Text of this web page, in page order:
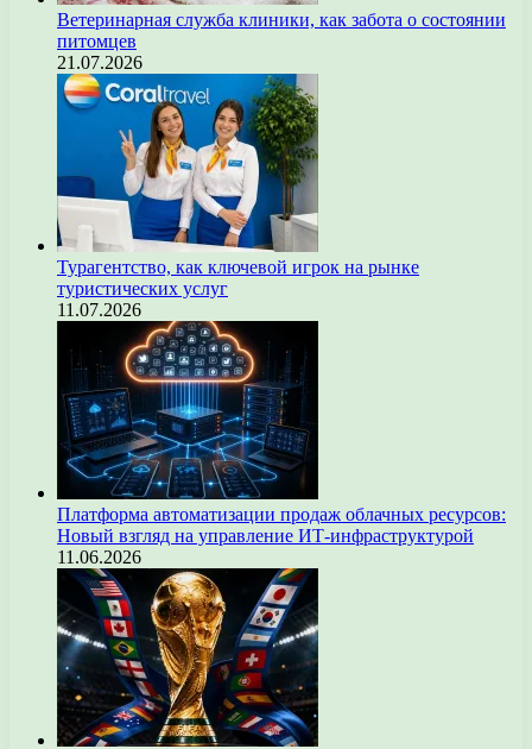
Ветеринарная служба клиники, как забота о состоянии
питомцев
21.07.2026
Турагентство, как ключевой игрок на рынке
туристических услуг
11.07.2026
Платформа автоматизации продаж облачных ресурсов:
Новый взгляд на управление ИТ-инфраструктурой
11.06.2026